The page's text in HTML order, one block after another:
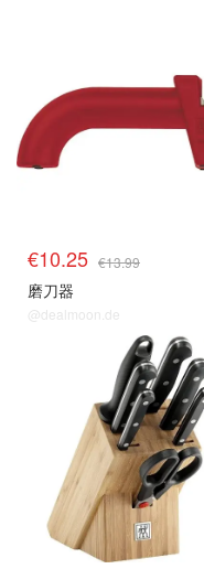
€10.25 €13.99
磨刀器
@dealmoon.de